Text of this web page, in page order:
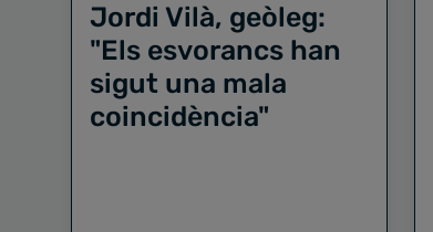
Jordi Vilà, geòleg:
"Els esvorancs han
sigut una mala
coincidència"